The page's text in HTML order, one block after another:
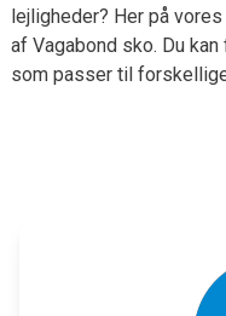
lejligheder? Her på
af Vagabond sko. Du
som passer til